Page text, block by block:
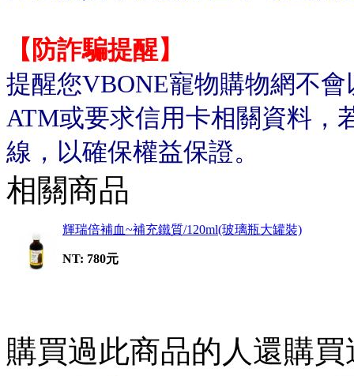
【防詐騙提醒】
提醒您VBONE寵物購物網不
ATM或要求信用卡相關資料，
線，以確保權益保證。
相關商品
輝瑞倍補血~補充鐵質/120ml(玻璃瓶大罐裝)
NT: 780元
購買過此商品的人還購買